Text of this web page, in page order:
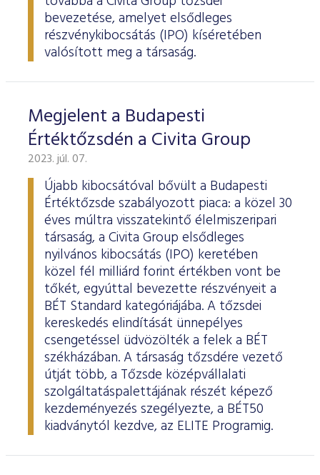
bevezetése, amelyet elsődleges
részvénykibocsátás (IPO) kíséretében
valósított meg a társaság.
Megjelent a Budapesti
Értéktőzsdén a Civita Group
2023. júl. 07.
Újabb kibocsátóval bővült a Budapesti
Értéktőzsde szabályozott piaca: a közel 30
éves múltra visszatekintő élelmiszeripari
társaság, a Civita Group elsődleges
nyilvános kibocsátás (IPO) keretében
közel fél milliárd forint értékben vont be
tőkét, egyúttal bevezette részvényeit a
BÉT Standard kategóriájába. A tőzsdei
kereskedés elindítását ünnepélyes
csengetéssel üdvözölték a felek a BÉT
székházában. A társaság tőzsdére vezető
útját több, a Tőzsde középvállalati
szolgáltatáspalettájának részét képező
kezdeményezés szegélyezte, a BÉT50
kiadványtól kezdve, az ELITE Programig.